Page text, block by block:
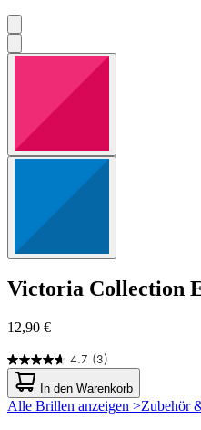
Victoria Collection
12,90 €
4.7 (3)
4.7
von
5
Sternen.
In den Warenkorb
Alle Brillen anzeigen >Zubehör